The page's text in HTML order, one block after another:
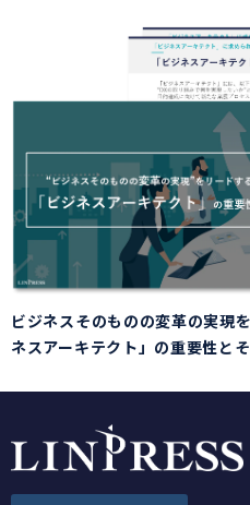
ビジネスそのものの変革の実現
ネスアーキテクト」の重要性と